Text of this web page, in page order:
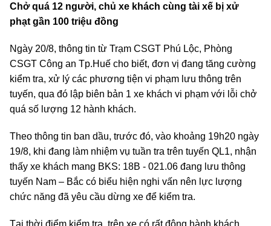
Chở quá 12 người, chủ xe khách cùng tài xế bị xử
phạt gần 100 triệu đồng
Ngày 20/8, thông tin từ Trạm CSGT Phú Lộc, Phòng
CSGT Công an Tp.Huế cho biết, đơn vị đang tăng cường
kiểm tra, xử lý các phương tiện vi phạm lưu thông trên
tuyến, qua đó lập biên bản 1 xe khách vi phạm với lỗi chở
quá số lượng 12 hành khách.
Theo thông tin ban dầu, trước đó, vào khoảng 19h20 ngày
19/8, khi đang làm nhiệm vụ tuần tra trên tuyến QL1, nhận
thấy xe khách mang BKS: 18B - 021.06 đang lưu thông
tuyến Nam – Bắc có biểu hiện nghi vấn nên lực lượng
chức năng đã yêu cầu dừng xe để kiểm tra.
Tại thời điểm kiểm tra, trên xe có rất đông hành khách,